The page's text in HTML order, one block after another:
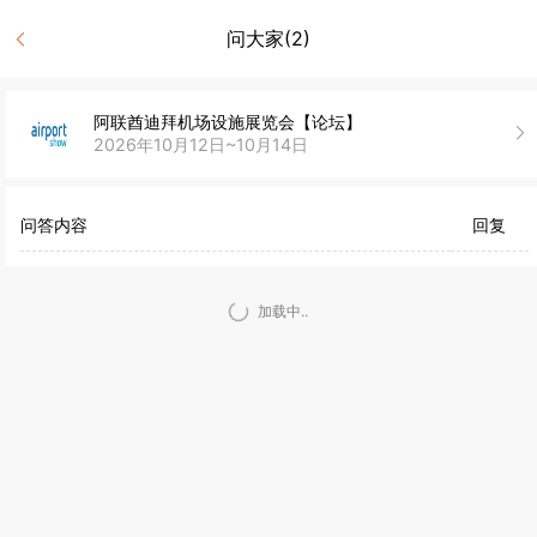
问大家(2)
阿联酋迪拜机场设施展览会【论坛】
2026年10月12日~10月14日
问答内容 回复
加载中..